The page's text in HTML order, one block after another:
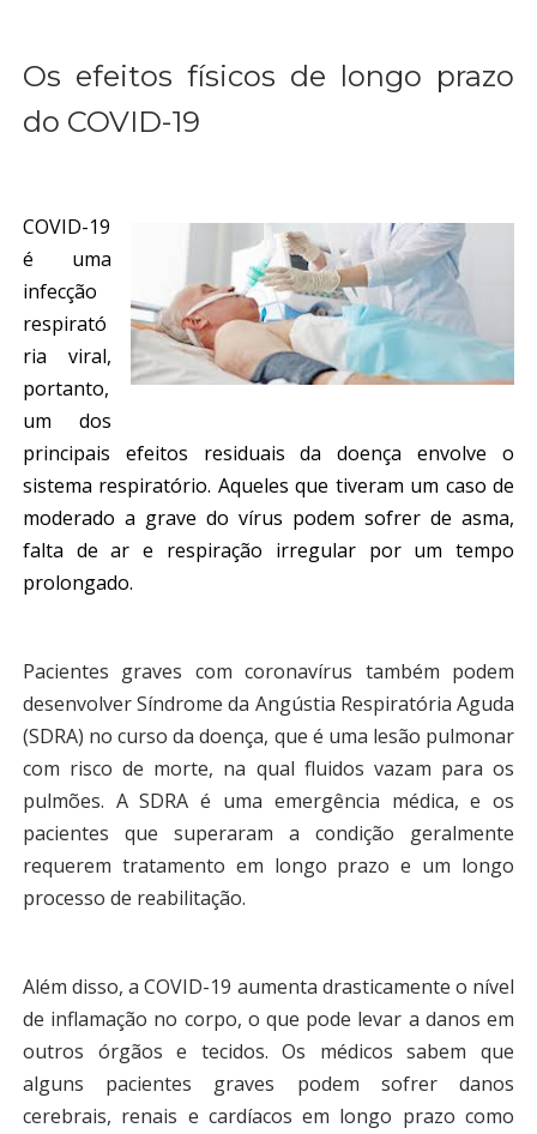
Os efeitos físicos de longo prazo
do COVID-19​
COVID-19
é uma
infecção
respirató
ria viral,
portanto,
um dos
principais efeitos residuais da doença envolve o
sistema respiratório. Aqueles que tiveram um caso de
moderado a grave do vírus podem sofrer de asma,
falta de ar e respiração irregular por um tempo
prolongado.
Pacientes graves com coronavírus também podem
desenvolver Síndrome da Angústia Respiratória Aguda
(SDRA) no curso da doença, que é uma lesão pulmonar
com risco de morte, na qual fluidos vazam para os
pulmões. A SDRA é uma emergência médica, e os
pacientes que superaram a condição geralmente
requerem tratamento em longo prazo e um longo
processo de reabilitação.
Além disso, a COVID-19 aumenta drasticamente o nível
de inflamação no corpo, o que pode levar a danos em
outros órgãos e tecidos. Os médicos sabem que
alguns pacientes graves podem sofrer danos
cerebrais, renais e cardíacos em longo prazo como